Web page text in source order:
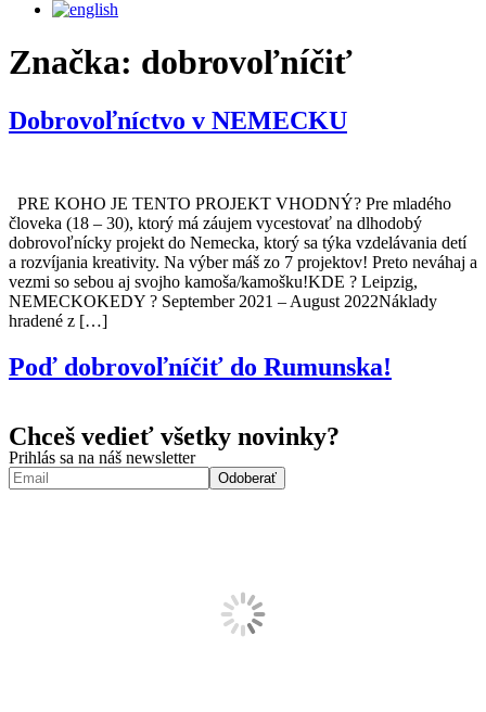
Značka: dobrovoľníčiť
Dobrovoľníctvo v NEMECKU
PRE KOHO JE TENTO PROJEKT VHODNÝ? Pre mladého
človeka (18 – 30), ktorý má záujem vycestovať na dlhodobý
dobrovoľnícky projekt do Nemecka, ktorý sa týka vzdelávania detí
a rozvíjania kreativity. Na výber máš zo 7 projektov! Preto neváhaj a
vezmi so sebou aj svojho kamoša/kamošku!KDE ? Leipzig,
NEMECKOKEDY ? September 2021 – August 2022Náklady
hradené z […]
Poď dobrovoľníčiť do Rumunska!
Chceš vedieť všetky novinky?
Prihlás sa na náš newsletter